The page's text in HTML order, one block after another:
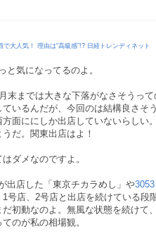
大人気！ 理由は“高級感”!? 日経トレンディネット
と気になってるのよ。
末までは大きな下落がなさそうっ
いるんだが、今回のは結構良さそ
面ににしか出店していないらしい
だ。関東出店はよ！
ダメなのですよ。
出店した「東京チカラめし」や
号店、2号店と出店を続けている
初動なのよ。無風な状態を続けて
のが私の相場観。